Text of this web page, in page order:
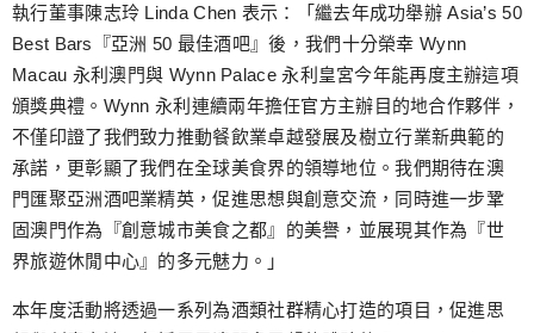
執行董事陳志玲 Linda Chen 表示：「繼去年成功舉辦 Asia’s 50
Best Bars『亞洲 50 最佳酒吧』後，我們十分榮幸 Wynn
Macau 永利澳門與 Wynn Palace 永利皇宮今年能再度主辦這項
頒獎典禮。Wynn 永利連續兩年擔任官方主辦目的地合作夥伴，
不僅印證了我們致力推動餐飲業卓越發展及樹立行業新典範的
承諾，更彰顯了我們在全球美食界的領導地位。我們期待在澳
門匯聚亞洲酒吧業精英，促進思想與創意交流，同時進一步鞏
固澳門作為『創意城市美食之都』的美譽，並展現其作為『世
界旅遊休閒中心』的多元魅力。」
本年度活動將透過一系列為酒類社群精心打造的項目，促進思